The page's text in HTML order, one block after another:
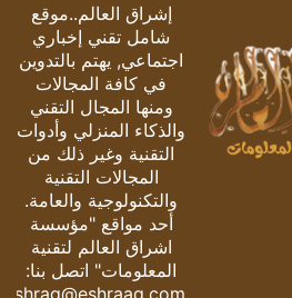
إشراق العالم..موقع
شامل تقني إخباري
اجتماعي, يهتم بالتدوين
في كافة المجالات
ومنها المجال التقني
والذكاء المنزلي وأدوات
التقنية وغير ذلك من
المجالات التقنية
والتكنولوجية والعامة.
أحد مواقع "مؤسسة
اشراق العالم لتقنية
المعلومات" اتصل بنا:
eshrag@eshraag.com